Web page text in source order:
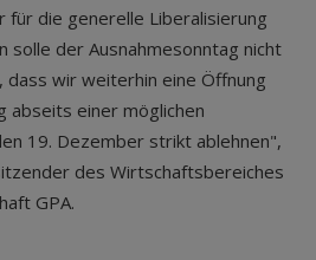
für die generelle Liberalisierung
solle der Ausnahmesonntag nicht
wir weiterhin eine Öffnung
abseits einer möglichen
19. Dezember strikt ablehnen",
des Wirtschaftsbereiches
GPA.